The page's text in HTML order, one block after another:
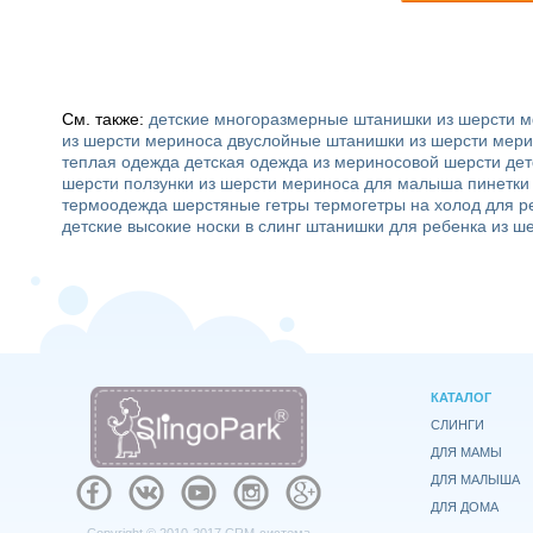
См. также: детские многоразмерные штанишки из шерсти
из шерсти мериноса двуслойные штанишки из шерсти
теплая одежда детская одежда из мериносовой шерсти
шерсти ползунки из шерсти мериноса для малыша
термоодежда шерстяные гетры термогетры на холод для
детские высокие носки в слинг штанишки для ребенка из
КАТАЛОГ
СЛИНГИ
ДЛЯ МАМЫ
ДЛЯ МАЛЫША
ДЛЯ ДОМА